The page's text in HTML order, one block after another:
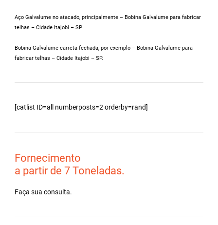
Aço Galvalume no atacado, principalmente – Bobina Galvalume para fabricar
telhas – Cidade Itajobi – SP.
Bobina Galvalume carreta fechada, por exemplo – Bobina Galvalume para
fabricar telhas – Cidade Itajobi – SP.
[catlist ID=all numberposts=2 orderby=rand]
Fornecimento
a partir de 7 Toneladas.
Faça sua consulta.